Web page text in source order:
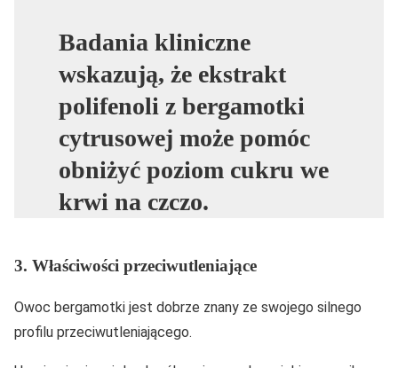
Badania kliniczne
wskazują, że ekstrakt
polifenoli z bergamotki
cytrusowej może pomóc
obniżyć poziom cukru we
krwi na czczo.
3. Właściwości przeciwutleniające
Owoc bergamotki jest dobrze znany ze swojego silnego
profilu przeciwutleniającego.